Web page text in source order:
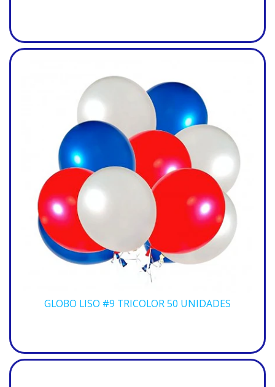
GLOBO LISO #9 TRICOLOR 50 UNIDADES